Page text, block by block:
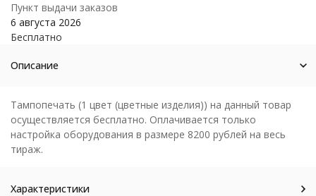
Пункт выдачи заказов
6 августа 2026
Бесплатно
Описание
Тампопечать (1 цвет (цветные изделия)) на данный товар
осуществляется бесплатно. Оплачивается только
настройка оборудования в размере 8200 рублей на весь
тираж.
Характеристики